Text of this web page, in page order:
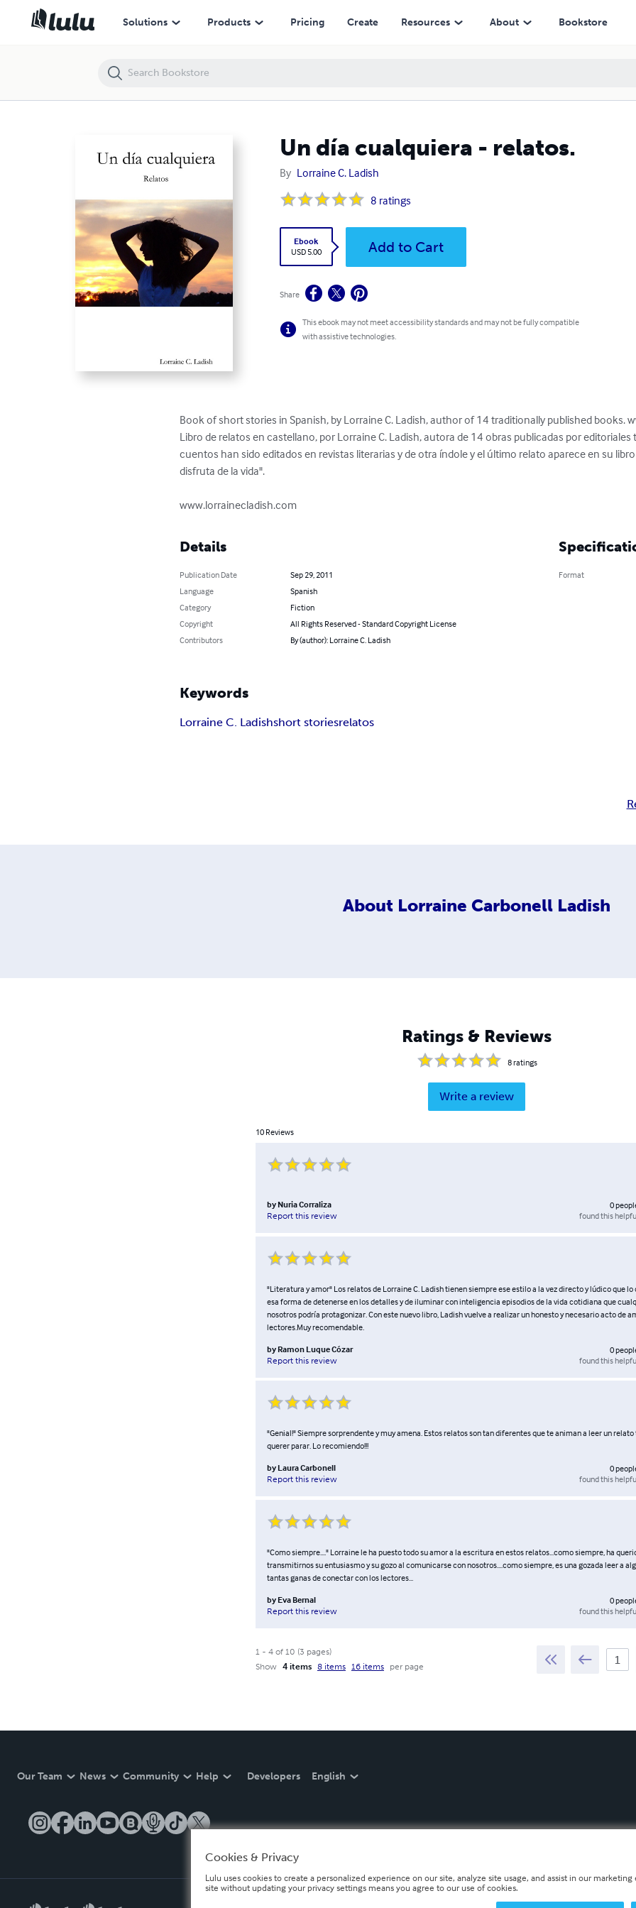
Solutions Products Pricing Create Resources About Bookstore
Un día cualquiera - relatos.
By Lorraine C. Ladish
8 ratings
Ebook
USD 5.00
Add to Cart
Share
This ebook may not meet accessibility standards and may not be fully compatible
with assistive technologies.
Book of short stories in Spanish, by Lorraine C. Ladish, author of 14 traditionally published books.
Libro de relatos en castellano, por Lorraine C. Ladish, autora de 14 obras publicadas por
cuentos han sido editados en revistas literarias y de otra índole y el último relato aparece en su
disfruta de la vida".
www.lorrainecladish.com
Details
Publication Date
Sep 29, 2011
Language
Spanish
Category
Fiction
Copyright
All Rights Reserved - Standard Copyright License
Contributors
By (author): Lorraine C. Ladish
Format
Keywords
Lorraine C. Ladishshort storiesrelatos
About Lorraine Carbonell Ladish
Ratings & Reviews
8ratings
Write a review
10 Reviews
by Nuria Corraliza
Report this review
0
found this
"Literatura y amor" Los relatos de Lorraine C. Ladish tienen siempre ese estilo a la vez directo y lúdico que lo
esa forma de detenerse en los detalles y de iluminar con inteligencia episodios de la vida cotidiana que
nosotros podría protagonizar. Con este nuevo libro, Ladish vuelve a realizar un honesto y necesario acto de
lectores.Muy recomendable.
by Ramon Luque Cózar
Report this review
0
found this
"Genial!" Siempre sorprendente y muy amena. Estos relatos son tan diferentes que te animan a leer un
querer parar. Lo recomiendo!!!
by Laura Carbonell
Report this review
0
found this
"Como siempre...." Lorraine le ha puesto todo su amor a la escritura en estos relatos...como siempre, ha
transmitirnos su entusiasmo y su gozo al comunicarse con nosotros....como siempre, es una gozada leer a
tantas ganas de conectar con los lectores...
by Eva Bernal
Report this review
0
found this
1- 4 of 10 (3 pages)
Show 4 items 8 items 16 items per page
Our Team News Community Help Developers English
Un día cualquiera - relatos.
Cookies & Privacy
Lulu uses cookies to create a personalized experience on our site, analyze site usage, and assist in our
site without updating your privacy settings means you agree to our use of cookies.